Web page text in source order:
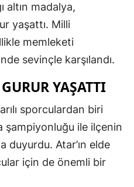
altın madalya,
yaşattı. Milli
memleketi
sevinçle karşılandı.
YAŞATTI
sporculardan biri
şampiyonluğu ile ilçenin
duyurdu. Atar’ın elde
için de önemli bir